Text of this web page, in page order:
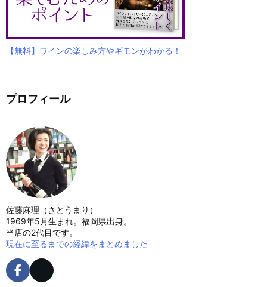
【無料】ワインの楽しみ方やギモンがわかる！
プロフィール
佐藤麻理（さとうまり）
1969年5月生まれ。福岡県出身。
当店の2代目です。
現在に至るまでの経緯をまとめました